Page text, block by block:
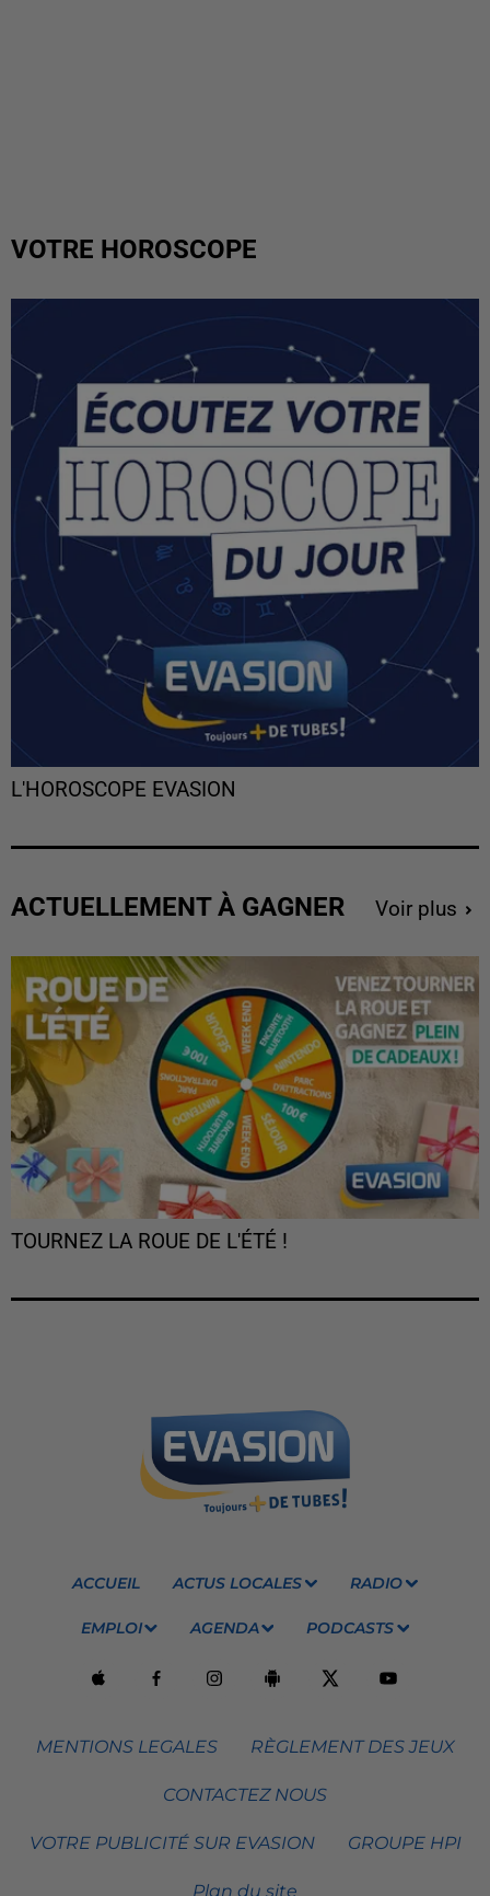
VOTRE HOROSCOPE
L'HOROSCOPE EVASION
ACTUELLEMENT À GAGNER Voir plus
TOURNEZ LA ROUE DE L'ÉTÉ !
ACCUEIL ACTUS LOCALES RADIO
EMPLOI AGENDA PODCASTS
MENTIONS LEGALES RÈGLEMENT DES JEUX
CONTACTEZ NOUS
VOTRE PUBLICITÉ SUR EVASION GROUPE HPI
Plan du site